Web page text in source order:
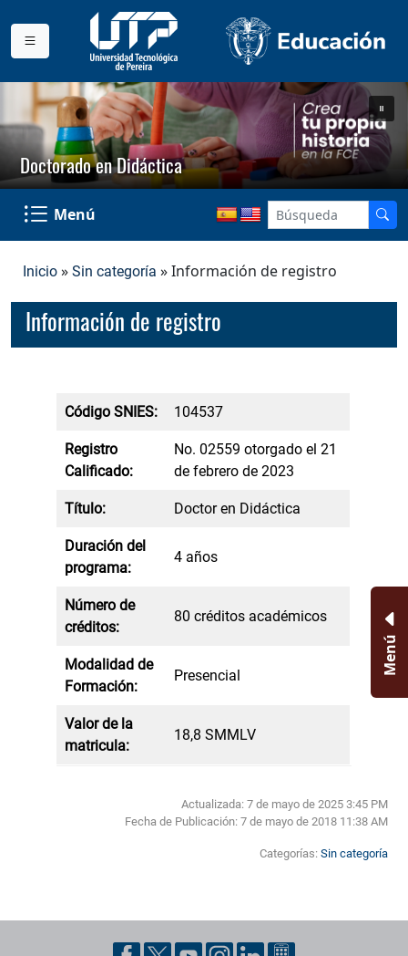
Doctorado en Didáctica
Menú
Inicio » Sin categoría » Información de registro
Información de registro
Código SNIES: 104537
Registro
Calificado:
No. 02559 otorgado el 21
de febrero de 2023
Título: Doctor en Didáctica
Duración del
programa:
4 años
Número de
créditos:
80 créditos académicos
Modalidad de
Formación:
Presencial
Valor de la
matricula:
18,8 SMMLV
Actualizada: 7 de mayo de 2025 3:45 PM
Fecha de Publicación: 7 de mayo de 2018 11:38 AM
Categorías: Sin categoría
Menú
Pie de página con información de contacto, redes sociales y datos